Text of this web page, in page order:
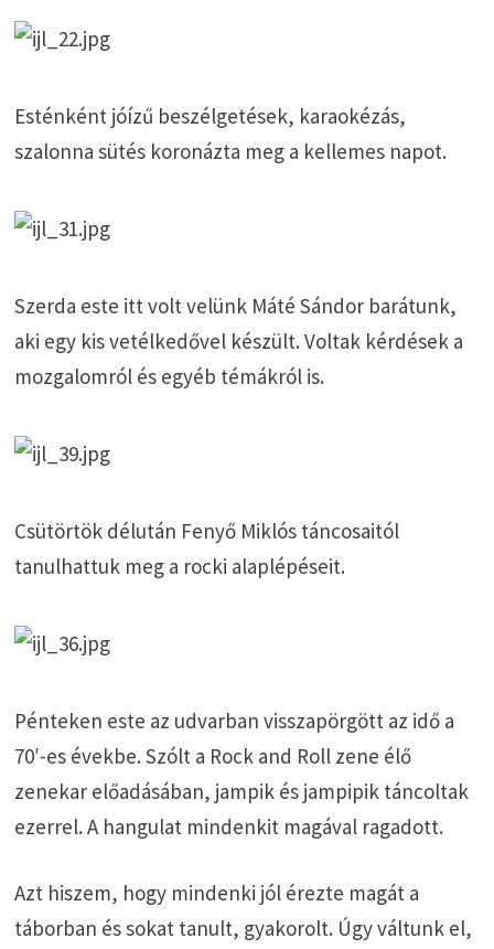
Esténként jóízű beszélgetések, karaokézás,
szalonna sütés koronázta meg a kellemes napot.
Szerda este itt volt velünk Máté Sándor barátunk,
aki egy kis vetélkedővel készült. Voltak kérdések a
mozgalomról és egyéb témákról is.
Csütörtök délután Fenyő Miklós táncosaitól
tanulhattuk meg a rocki alaplépéseit.
Pénteken este az udvarban visszapörgött az idő a
70′-es évekbe. Szólt a Rock and Roll zene élő
zenekar előadásában, jampik és jampipik táncoltak
ezerrel. A hangulat mindenkit magával ragadott.
Azt hiszem, hogy mindenki jól érezte magát a
táborban és sokat tanult, gyakorolt. Úgy váltunk el,